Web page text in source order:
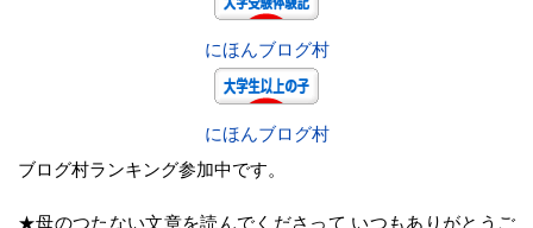
にほんブログ村
にほんブログ村
ブログ村ランキング参加中です。
★母のつたない文章を読んでくださって いつもありがとうご